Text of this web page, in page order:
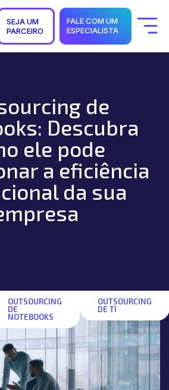
SEJA UM
PARCEIRO
FALE COM UM
ESPECIALISTA
de
Descubra
ele pode
a eficiência
da sua
OUTSOURCING
DE
NOTEBOOKS
OUTSOURCING
DE TI